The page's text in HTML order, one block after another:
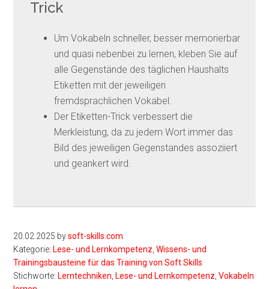
Trick
Um Vokabeln schneller, besser memorierbar
und quasi nebenbei zu lernen, kleben Sie auf
alle Gegenstände des täglichen Haushalts
Etiketten mit der jeweiligen
fremdsprachlichen Vokabel.
Der Etiketten-Trick verbessert die
Merkleistung, da zu jedem Wort immer das
Bild des jeweiligen Gegenstandes assoziiert
und geankert wird.
20.02.2025 bysoft-skills.com
Kategorie:Lese- und Lernkompetenz ,Wissens- und
Trainingsbausteine für das Training von Soft Skills
Stichworte:Lerntechniken ,Lese- und Lernkompetenz ,Vokabeln